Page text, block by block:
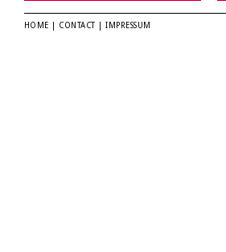
HOME CONTACT |IMPRESSUM